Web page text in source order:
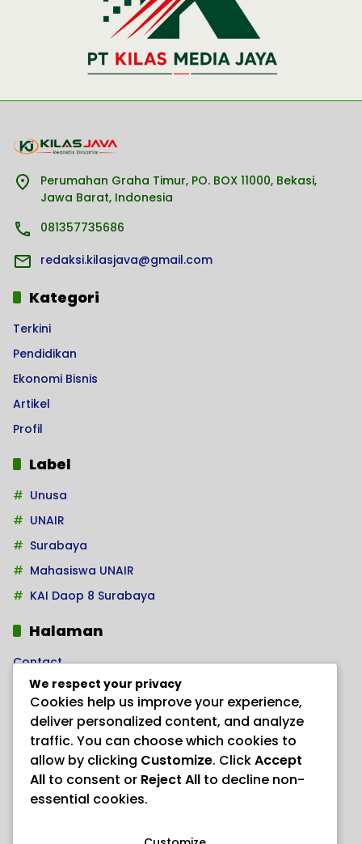
Perumahan Graha Timur, PO. BOX 11000, Bekasi,
Jawa Barat, Indonesia
081357735686
redaksi.kilasjava@gmail.com
Kategori
Terkini
Pendidikan
Ekonomi Bisnis
Artikel
Profil
Label
Unusa
UNAIR
Surabaya
Mahasiswa UNAIR
KAI Daop 8 Surabaya
Halaman
Contact
Home
Kode Etik Jurnalistik
Pedoman Hak Jawab
Pedoman Media Siber
PRODUK HERBAL AJAIB “ANAYL STORE”
We respect your privacy
Cookies help us improve your experience,
deliver personalized content, and analyze
traffic. You can choose which cookies to
allow by clicking Customize. ClickAccept
All to consent or Reject All to decline non-
essential cookies.